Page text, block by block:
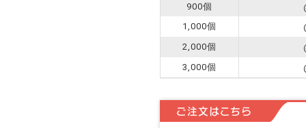
900個
1,000個
2,000個
3,000個
ご注文はこちら